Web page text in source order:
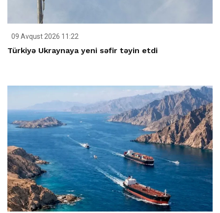
09 Avqust 2026 11:22
Türkiyə Ukraynaya yeni səfir təyin etdi